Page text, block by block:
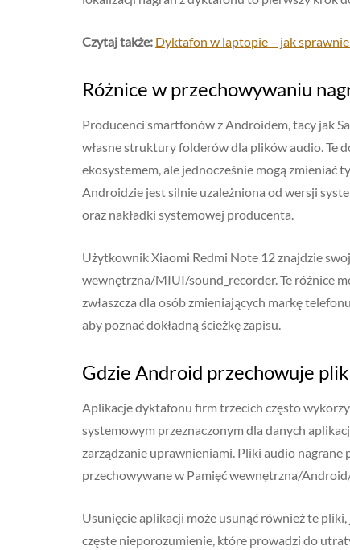
Czytaj także: Dyktafon w laptopie – jak
Różnice w przechowywaniu
Producenci smartfonów z Androidem, tacy jak
własne struktury folderów dla plików audio. Te
ekosystemem, ale jednocześnie mogą zmieniać
Androidzie jest silnie uzależniona od wersji
oraz nakładki systemowej producenta.
Użytkownik Xiaomi Redmi Note 12 znajdzie
wewnętrzna/MIUI/sound_recorder. Te różnice
zwłaszcza dla osób zmieniających markę
aby poznać dokładną ścieżkę zapisu.
Gdzie Android przechowuje
Aplikacje dyktafonu firm trzecich często
systemowym przeznaczonym dla danych
zarządzanie uprawnieniami. Pliki audio nagrane
przechowywane w Pamięć wewnętrzna/
Usunięcie aplikacji może usunąć również te
częste nieporozumienie, które prowadzi do